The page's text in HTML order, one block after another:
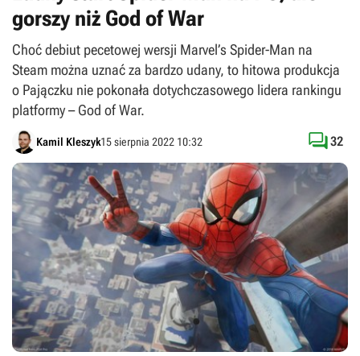
gorszy niż God of War
Choć debiut pecetowej wersji Marvel’s Spider-Man na
Steam można uznać za bardzo udany, to hitowa produkcja
o Pajączku nie pokonała dotychczasowego lidera rankingu
platformy – God of War.
Kamil Kleszyk15 sierpnia 2022 10:32 32